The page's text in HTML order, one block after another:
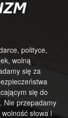
polityce,
wolną
się za
się do
Nie przepadamy
słowa i